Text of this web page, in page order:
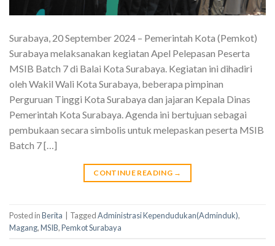
Surabaya, 20 September 2024 – Pemerintah Kota (Pemkot)
Surabaya melaksanakan kegiatan Apel Pelepasan Peserta
MSIB Batch 7 di Balai Kota Surabaya. Kegiatan ini dihadiri
oleh Wakil Wali Kota Surabaya, beberapa pimpinan
Perguruan Tinggi Kota Surabaya dan jajaran Kepala Dinas
Pemerintah Kota Surabaya. Agenda ini bertujuan sebagai
pembukaan secara simbolis untuk melepaskan peserta MSIB
Batch 7 […]
CONTINUE READING →
Posted inBerita TaggedAdministrasi Kependudukan(Adminduk),
Magang,MSIB,Pemkot Surabaya